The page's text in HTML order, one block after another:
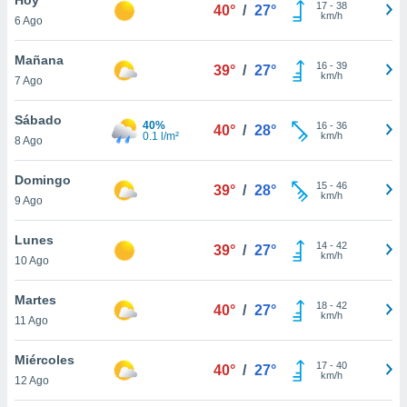
en
más
nuestra
de
cookies
aceptar
6 Ago
40° / 27° 17- 38
km/h
Mañana
7 Ago
39° / 27° 16- 39
km/h
Sábado
8 Ago
40%
0.1 l/m²
40° / 28° 16- 36
km/h
Domingo
9 Ago
39° / 28° 15- 46
km/h
Lunes
10 Ago
39° / 27° 14- 42
km/h
Martes
11 Ago
40° / 27° 18- 42
km/h
Miércoles
12 Ago
40° / 27° 17- 40
km/h